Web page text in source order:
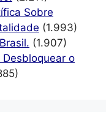
Sobre
(1.993)
(1.907)
Desbloquear o